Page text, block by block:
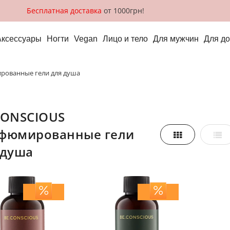
Бесплатная доставка от 1000грн!
Ногти Vegan Лицо и тело Для мужчин Для
гели для душа
гели
Сетка